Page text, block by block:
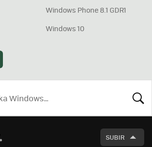
Windows Phone 8.1 GDR1
Windows 10
SUBIR